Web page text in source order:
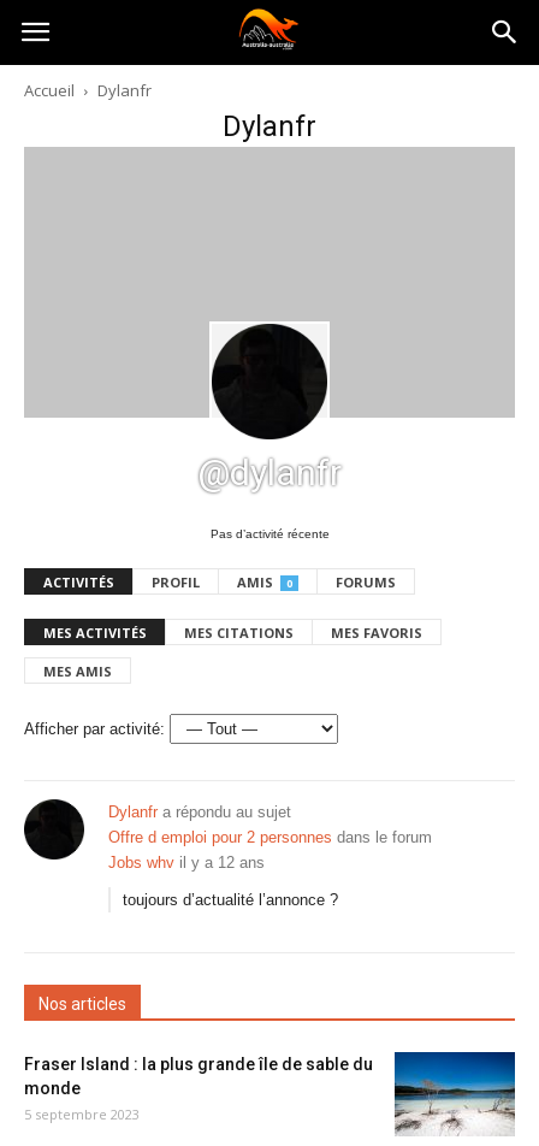
Australia-
australie.com
Accueil Dylanfr
Dylanfr
@dylanfr
Pas d’activité récente
ACTIVITÉS PROFIL AMIS 0 FORUMS
MES ACTIVITÉS MES CITATIONS MES FAVORIS
MES AMIS
Afficher par activité:
Dylanfr a répondu au sujet
Offre d emploi pour 2 personnes dans le forum
Jobs whv il y a 12 ans
toujours d’actualité l’annonce ?
Nos articles
Fraser Island : la plus grande île de sable du
monde
5 septembre 2023